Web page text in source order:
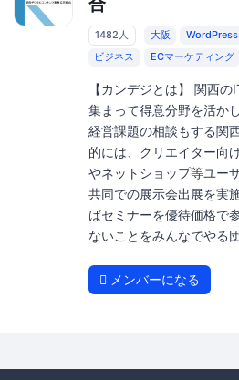
1482人 大阪 WordPress
ビジネス
ECマーケティング
【カンデジとは】 関西
集まって得意分野を活か
経営課題の相談もする関
的には、クリエイター向
やネットショップ等ユー
共同での展示会出展を実
ばセミナーを優待価格で
ないことをみんなでやる
メンバーになる